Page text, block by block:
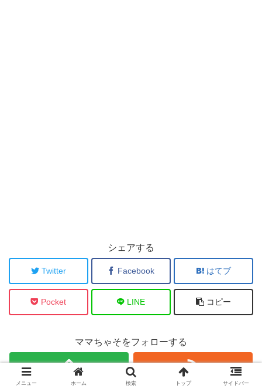
シェアする
Twitter Facebook はてブ
Pocket LINE コピー
ママちゃそをフォローする
メニュー ホーム 検索 トップ サイドバー